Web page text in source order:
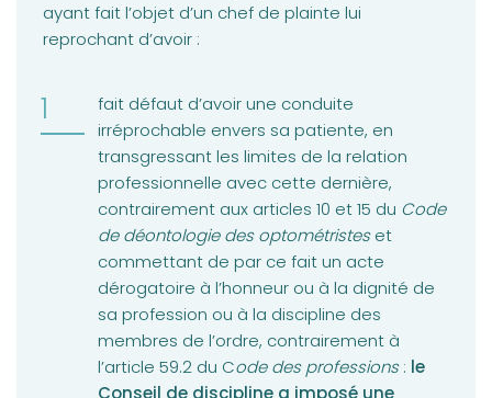
ayant fait l’objet d’un chef de plainte lui
reprochant d’avoir :
fait défaut d’avoir une conduite
irréprochable envers sa patiente, en
transgressant les limites de la relation
professionnelle avec cette dernière,
contrairement aux articles 10 et 15 du Code
de déontologie des optométristeset
commettant de par ce fait un acte
dérogatoire à l’honneur ou à la dignité de
sa profession ou à la discipline des
membres de l’ordre, contrairement à
l’article 59.2 du Code des professions: le
Conseil de discipline a imposé une